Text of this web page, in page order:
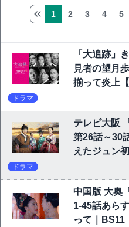
1 2 3 4 5
「大追跡」
見者の望月
揃って炎上
ドラマ
テレビ大阪
第26話～30
えたジュン
ドラマ
中国版 大奥
1-45話あら
って｜BS11